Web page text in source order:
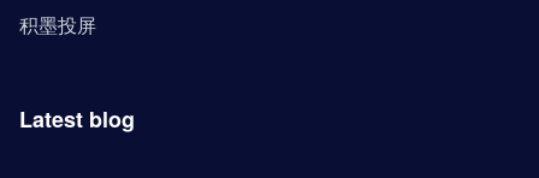
积墨投屏
Latest blog